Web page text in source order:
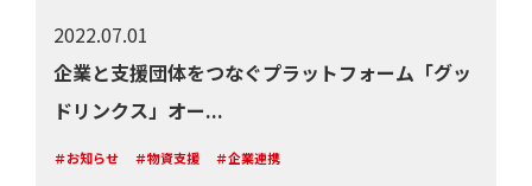
2022.07.01
企業と支援団体をつなぐプラットフォーム「グッ
ドリンクス」オー...
＃お知らせ ＃物資支援 ＃企業連携